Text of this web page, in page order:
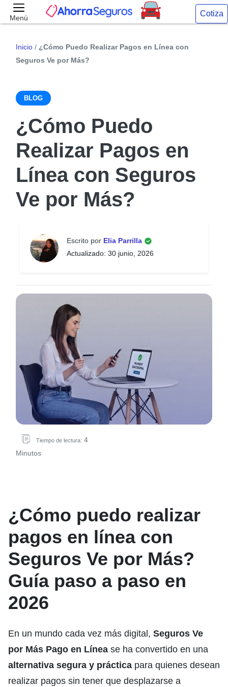
Menú Cotiza
Inicio / ¿Cómo Puedo Realizar Pagos en Línea con
Seguros Ve por Más?
BLOG
¿Cómo Puedo
Realizar Pagos en
Línea con Seguros
Ve por Más?
Escrito por Elia Parrilla
Actualizado: 30 junio, 2026
Tiempo de lectura: 4
Minutos
¿Cómo puedo realizar
pagos en línea con
Seguros Ve por Más?
Guía paso a paso en
2026
En un mundo cada vez más digital, Seguros Ve
por Más Pago en Línea se ha convertido en una
alternativa segura y práctica para quienes desean
realizar pagos sin tener que desplazarse a